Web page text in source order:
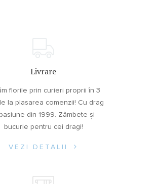
Livrare
florile prin curieri proprii în 3
la plasarea comenzii! Cu drag
din 1999. Zâmbete și
bucurie pentru cei dragi!
VEZI DETALII